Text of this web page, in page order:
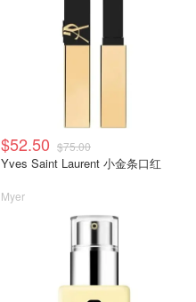
$52.50 $75.00
Yves Saint Laurent 小金条口红
Myer